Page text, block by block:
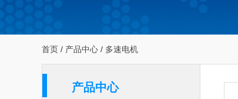
首页 / 产品中心 / 多速电机
产品中心